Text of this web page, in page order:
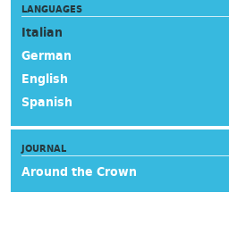
LANGUAGES
Italian
German
English
Spanish
JOURNAL
Around the Crown